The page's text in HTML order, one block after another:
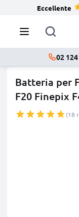
Eccellente
02
Batteria per
F20 Finepix
(18